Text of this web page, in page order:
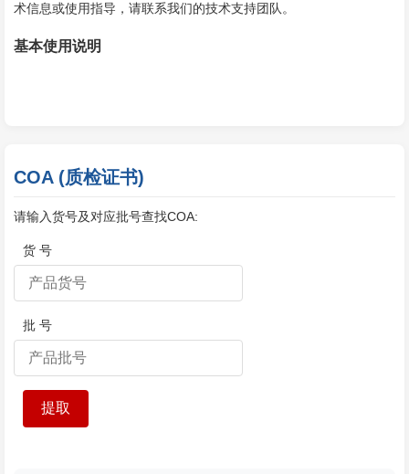
术信息或使用指导，请联系我们的技术支持团队。
基本使用说明
COA (质检证书)
请输入货号及对应批号查找COA:
货 号
批 号